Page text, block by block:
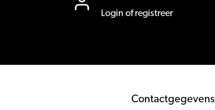
Login of registreer
Contactgegevens